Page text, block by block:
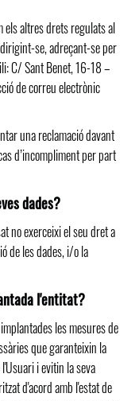
altres drets regulats al
se, adreçant-se per
C/ Sant Benet, 16-18 –
de correu electrònic
una reclamació davant
d’incompliment per part
dades?
no exerceixi el seu dret a
de les dades, i/o la
l'entitat?
les mesures de
que garanteixin la
i evitin la seva
d'acord amb l'estat de